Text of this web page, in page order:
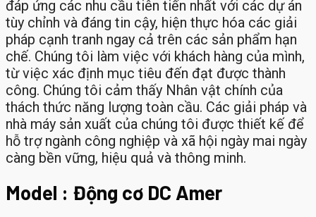
đáp ứng các nhu cầu tiên tiến nhất với các dự án
tùy chỉnh và đáng tin cậy, hiện thực hóa các giải
pháp cạnh tranh ngay cả trên các sản phẩm hạn
chế. Chúng tôi làm việc với khách hàng của mình,
từ việc xác định mục tiêu đến đạt được thành
công. Chúng tôi cảm thấy Nhân vật chính của
thách thức năng lượng toàn cầu. Các giải pháp và
nhà máy sản xuất của chúng tôi được thiết kế để
hỗ trợ ngành công nghiệp và xã hội ngày mai ngày
càng bền vững, hiệu quả và thông minh.
Model : Động cơ DC Amer